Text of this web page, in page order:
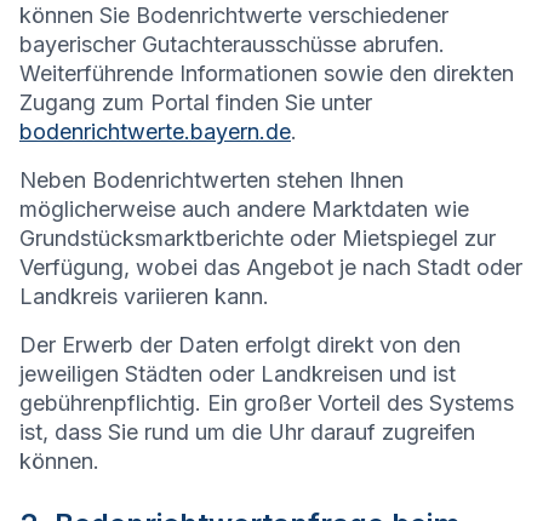
können Sie Bodenrichtwerte verschiedener
bayerischer Gutachterausschüsse abrufen.
Weiterführende Informationen sowie den direkten
Zugang zum Portal finden Sie unter
bodenrichtwerte.bayern.de.
Neben Bodenrichtwerten stehen Ihnen
möglicherweise auch andere Marktdaten wie
Grundstücksmarktberichte oder Mietspiegel zur
Verfügung, wobei das Angebot je nach Stadt oder
Landkreis variieren kann.
Der Erwerb der Daten erfolgt direkt von den
jeweiligen Städten oder Landkreisen und ist
gebührenpflichtig. Ein großer Vorteil des Systems
ist, dass Sie rund um die Uhr darauf zugreifen
können.